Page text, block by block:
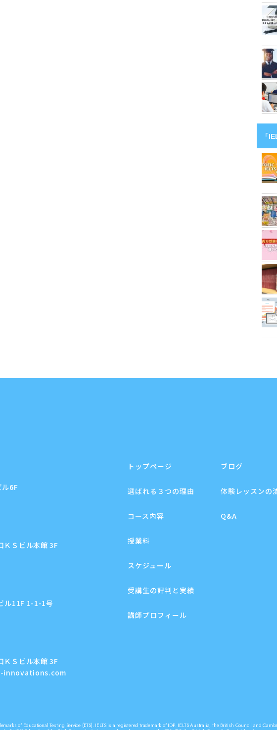
「
6F
ＫＳビル本館 3F
ル11F 1-1-1号
ＫＳビル本館 3F
innovations.com
トップページ
選ばれる３つの理由
コース内容
授業料
スケジュール
受講生の評判と実績
講師プロフィール
ブログ
体験レッスンの
Q&A
of Educational Testing Service (ETS). IELTS is a registered trademark of IDP: IELTS Australia, the British Council and